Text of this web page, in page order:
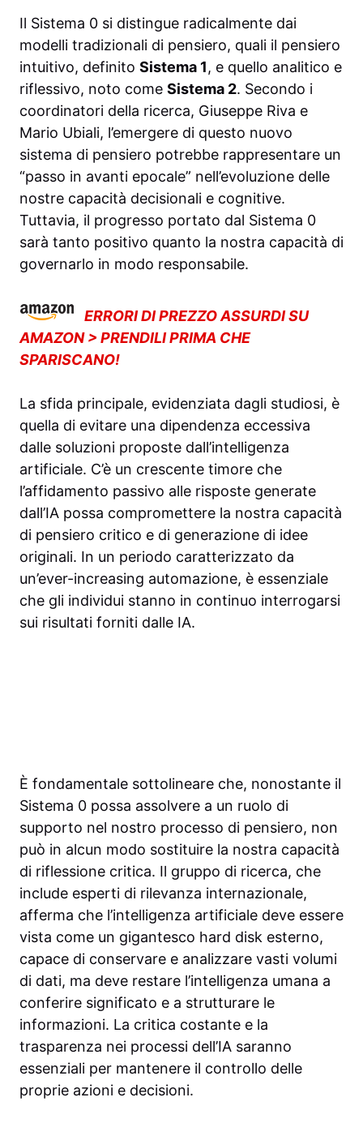
Il Sistema 0 si distingue radicalmente dai
modelli tradizionali di pensiero, quali il pensiero
intuitivo, definito Sistema 1, e quello analitico e
riflessivo, noto come Sistema 2. Secondo i
coordinatori della ricerca, Giuseppe Riva e
Mario Ubiali, l’emergere di questo nuovo
sistema di pensiero potrebbe rappresentare un
“passo in avanti epocale” nell’evoluzione delle
nostre capacità decisionali e cognitive.
Tuttavia, il progresso portato dal Sistema 0
sarà tanto positivo quanto la nostra capacità di
governarlo in modo responsabile.
ERRORI DI PREZZO ASSURDI SU
AMAZON > PRENDILI PRIMA CHE
SPARISCANO!
La sfida principale, evidenziata dagli studiosi, è
quella di evitare una dipendenza eccessiva
dalle soluzioni proposte dall’intelligenza
artificiale. C’è un crescente timore che
l’affidamento passivo alle risposte generate
dall’IA possa compromettere la nostra capacità
di pensiero critico e di generazione di idee
originali. In un periodo caratterizzato da
un’ever-increasing automazione, è essenziale
che gli individui stanno in continuo interrogarsi
sui risultati forniti dalle IA.
È fondamentale sottolineare che, nonostante il
Sistema 0 possa assolvere a un ruolo di
supporto nel nostro processo di pensiero, non
può in alcun modo sostituire la nostra capacità
di riflessione critica. Il gruppo di ricerca, che
include esperti di rilevanza internazionale,
afferma che l’intelligenza artificiale deve essere
vista come un gigantesco hard disk esterno,
capace di conservare e analizzare vasti volumi
di dati, ma deve restare l’intelligenza umana a
conferire significato e a strutturare le
informazioni. La critica costante e la
trasparenza nei processi dell’IA saranno
essenziali per mantenere il controllo delle
proprie azioni e decisioni.